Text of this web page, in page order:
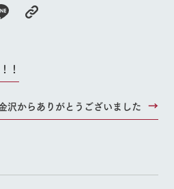
！
沢からありがとうございました